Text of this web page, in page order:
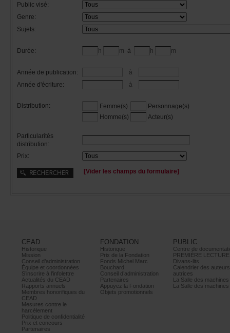
Publicvisé:
Genre:
Sujets:
Durée: h m à h m
Annéedepublication:
à
Annéed'écriture:
à
Distribution: Femme(s)
Personnage(s)
Homme(s)
Acteur(s)
Particularités
distribution:
Prix:
[Viderleschampsduformulaire]
CEAD
Historique
Mission
Conseild’administration
Équipeetcoordonnées
S’inscrireàl’infolettre
ActualitésduCEAD
Rapportsannuels
Membreshonorifiquesdu
CEAD
Mesurescontrele
harcèlement
Politiquedeconfidentialité
Prixetconcours
Partenaires
FONDATION
Historique
PrixdelaFondation
FondsMichelMarc
Bouchard
Conseild’administration
Partenaires
AppuyezlaFondation
Objetspromotionnels
PUBLIC
PREMIÈRELECTURE
Divans-lits
autrices